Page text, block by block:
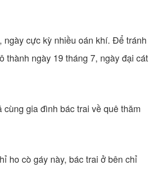
ngày cực kỳ nhiều oán khí. Để tránh
thành ngày 19 tháng 7, ngày đại cát
gia đình bác trai về quê thăm
ho cò gáy này, bác trai ở bên chỉ